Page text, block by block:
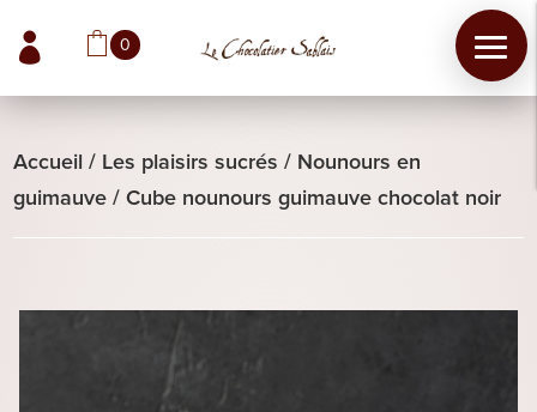
0

Accueil / Les plaisirs sucrés / Nounours en
guimauve/Cube nounours guimauve chocolat noir